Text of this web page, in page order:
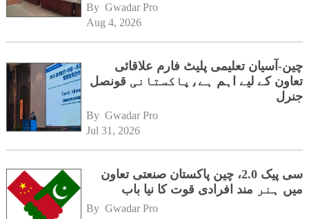
By Gwadar Pro
Aug 4, 2026
چین-آسیان تعلیمی پلیٹ فارم علاقائی
تعاون کے لیے اہم ہے،پاکستانی قونصل
جنرل
By Gwadar Pro
Jul 31, 2026
سی پیک 2.0، چین پاکستان صنعتی تعاون
میں ہنر مند افرادی قوت کا نیا باب
By Gwadar Pro